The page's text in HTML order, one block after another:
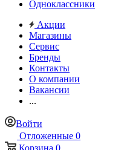
Одноклассники
Акции
Магазины
Сервис
Бренды
Контакты
О компании
Вакансии
...
Войти
Отложенные 0
Корзина 0